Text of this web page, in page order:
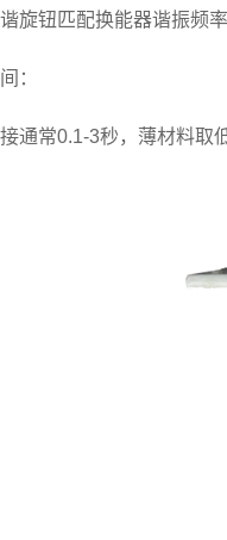
钮匹配换能器谐振频率
：
常0.1-3秒，薄材料取低